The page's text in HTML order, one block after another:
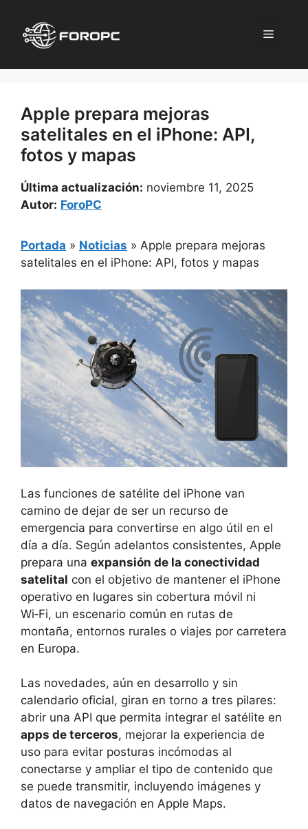
contenido
Menú
Apple prepara mejoras
satelitales en el iPhone: API,
fotos y mapas
Última actualización: noviembre 11, 2025
Autor: ForoPC
Portada » Noticias » Apple prepara mejoras
satelitales en el iPhone: API, fotos y mapas
Las funciones de satélite del iPhone van
camino de dejar de ser un recurso de
emergencia para convertirse en algo útil en el
día a día. Según adelantos consistentes, Apple
prepara una expansión de la conectividad
satelital con el objetivo de mantener el iPhone
operativo en lugares sin cobertura móvil ni
Wi‑Fi, un escenario común en rutas de
montaña, entornos rurales o viajes por carretera
en Europa.
Las novedades, aún en desarrollo y sin
calendario oficial, giran en torno a tres pilares:
abrir una API que permita integrar el satélite en
apps de terceros, mejorar la experiencia de
uso para evitar posturas incómodas al
conectarse y ampliar el tipo de contenido que
se puede transmitir, incluyendo imágenes y
datos de navegación en Apple Maps.